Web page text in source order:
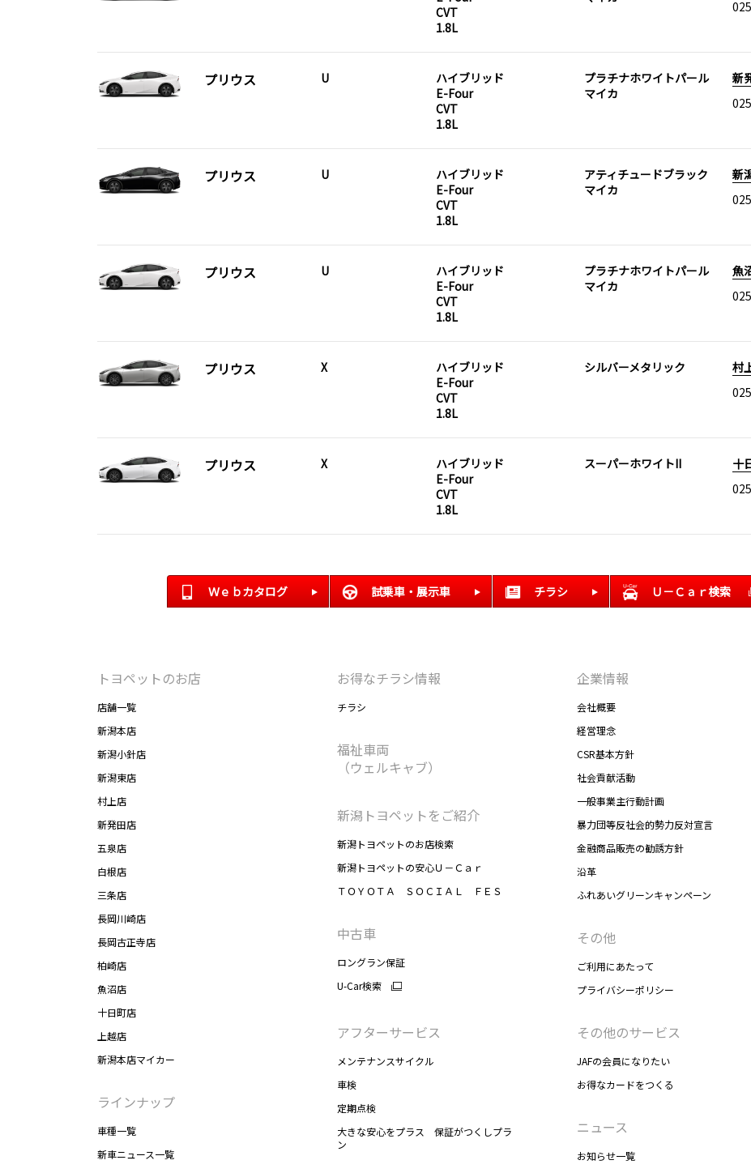
CVT
1.8L
プリウス U
ハイブリッド
E-Four
CVT
1.8L
プラチナホワイトパール
マイカ
新
プリウス U
ハイブリッド
E-Four
CVT
1.8L
アティチュードブラック
マイカ
新
プリウス U
ハイブリッド
E-Four
CVT
1.8L
プラチナホワイトパール
マイカ
魚
プリウス X
ハイブリッド
E-Four
CVT
1.8L
シルバーメタリック
村
プリウス X
ハイブリッド
E-Four
CVT
1.8L
スーパーホワイトII
十
Ｗｅｂカタログ 試乗車・展示車 チラシ Ｕ－Ｃａｒ検索
トヨペットのお店
店舗一覧
新潟本店
新潟小針店
新潟東店
村上店
新発田店
五泉店
白根店
三条店
長岡川崎店
長岡古正寺店
柏崎店
魚沼店
十日町店
上越店
新潟本店マイカー
ラインナップ
車種一覧
新車ニュース一覧
お得なチラシ情報
チラシ
福祉車両
（ウェルキャブ）
新潟トヨペットをご紹介
新潟トヨペットのお店検索
新潟トヨペットの安心Ｕ－Ｃａｒ
ＴＯＹＯＴＡ ＳＯＣＩＡＬ ＦＥＳ
中古車
ロングラン保証
U-Car検索
アフターサービス
メンテナンスサイクル
車検
定期点検
大きな安心をプラス 保証がつくしプラ
ン
企業情報
会社概要
経営理念
CSR基本方針
社会貢献活動
一般事業主行動計画
暴力団等反社会的勢力反対宣言
金融商品販売の勧誘方針
沿革
ふれあいグリーンキャンペーン
その他
ご利用にあたって
プライバシーポリシー
その他のサービス
JAFの会員になりたい
お得なカードをつくる
ニュース
お知らせ一覧